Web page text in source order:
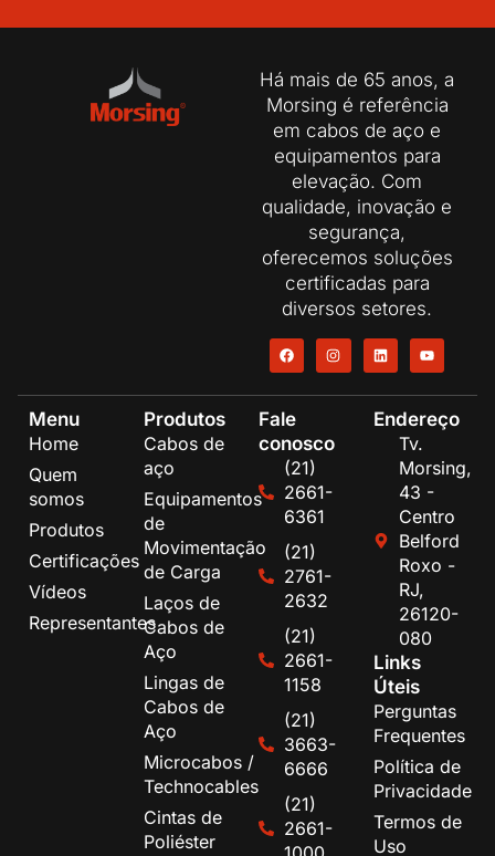
Há mais de 65 anos, a
Morsing é referência
em cabos de aço e
equipamentos para
elevação. Com
qualidade, inovação e
segurança,
oferecemos soluções
certificadas para
diversos setores.
Menu
Home
Quem
somos
Produtos
Certificações
Vídeos
Representantes
Produtos
Cabos de
aço
Equipamentos
de
Movimentação
de Carga
Laços de
Cabos de
Aço
Lingas de
Cabos de
Aço
Microcabos /
Technocables
Cintas de
Poliéster
Fale
conosco
(21)
2661-
6361
(21)
2761-
2632
(21)
2661-
1158
(21)
3663-
6666
(21)
2661-
Endereço
Tv.
Morsing,
43 -
Centro
Belford
Roxo -
RJ,
26120-
080
Links
Úteis
Perguntas
Frequentes
Política de
Privacidade
Termos de
Uso